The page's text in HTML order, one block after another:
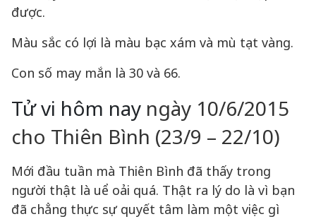
được.
Màu sắc có lợi là màu bạc xám và mù tạt vàng.
Con số may mắn là 30 và 66.
Tử vi hôm nay ngày 10/6/2015
cho Thiên Bình (23/9 – 22/10)
Mới đầu tuần mà Thiên Bình đã thấy trong
người thật là uể oải quá. Thật ra lý do là vì bạn
đã chẳng thực sự quyết tâm làm một việc gì